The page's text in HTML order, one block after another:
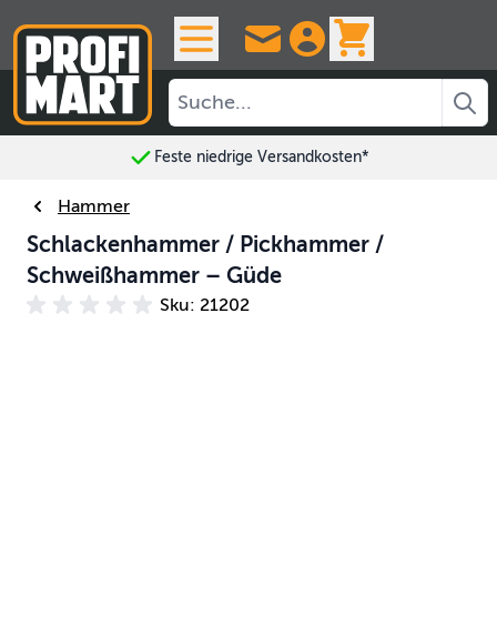
Feste niedrige Versandkosten*
Hammer
Schlackenhammer / Pickhammer /
Schweißhammer – Güde
Sku: 21202